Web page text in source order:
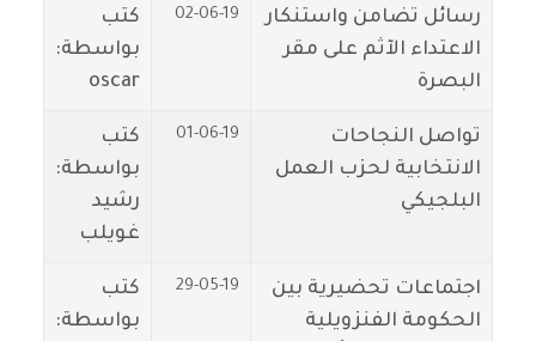
رسائل تضامن واستنكار
الاعتداء الآثم على مقر
البصرة
02-06-19
كتب
بواسطة:
oscar
تواصل النجاحات
الانتخابية لحزب العمل
البلجيكي
01-06-19
كتب
بواسطة:
رشيد
غويلب
اجتماعات تحضيرية بين
الحكومة الفنزويلية
29-05-19
كتب
بواسطة: